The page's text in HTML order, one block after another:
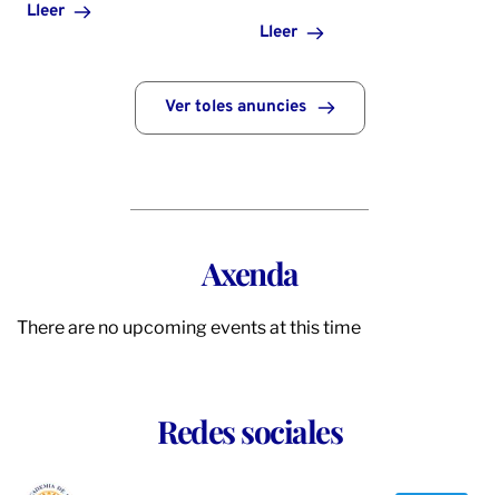
Lleer
Lleer
Ver toles anuncies
Axenda
There are no upcoming events at this time
Redes sociales